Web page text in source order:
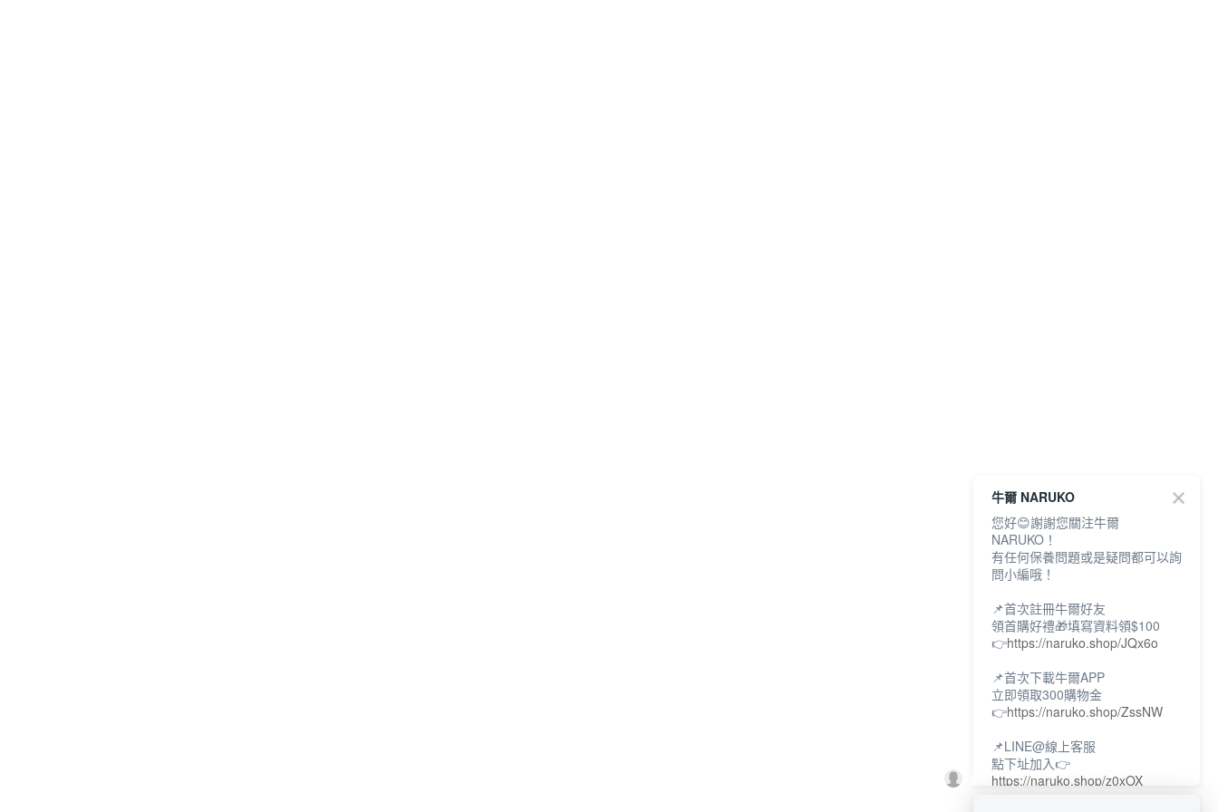
牛爾 NARUKO
您好😊謝謝您關注牛爾
NARUKO！
有任何保養問題或是疑問都可以詢
問小編哦！
📌首次註冊牛爾好友
領首購好禮🎁填寫資料領$100
👉https://naruko.shop/JQx6o
📌首次下載牛爾APP
立即領取300購物金
👉https://naruko.shop/ZssNW
📌LINE@線上客服
點下址加入👉
https://naruko.shop/z0xOX